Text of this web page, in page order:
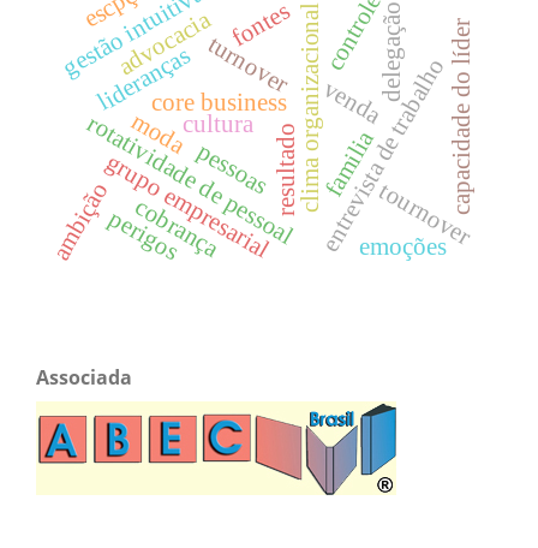
pessoas
venda
core business
turnover entrevista de trabalho
delegação
rotatividade de pessoalclima organizacional
tournover
grupo empresarial
lideranças
resultado
advocacia
cultura
gestão intuitiva
ambição
capacidade do líder
controle
moda
cobrança
fontes
perigos
familia
emoções
Associada